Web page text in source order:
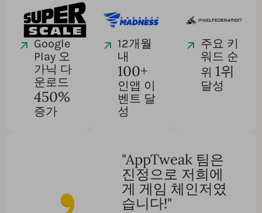
Google
Play 오
가닉 다
운로드
450%
증가
12개월
내
100+
인앱 이
벤트 달
성
주요 키
워드 순
위1위
달성
"AppTweak 팀은
진정으로 저희에
게 게임 체인저였
습니다!"